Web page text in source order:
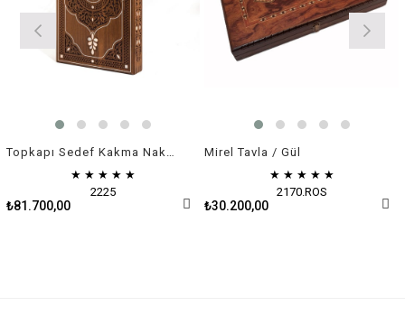
★ ★ ★ ★ ★
2225
₺81.700,00
Mirel Tavla / Gül
★ ★ ★ ★ ★
2170.ROS
₺30.200,00